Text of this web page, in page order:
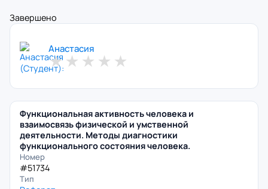
Завершено
Анастасия
★★ ★ ★ ★
Функциональная активность человека и
взаимосвязь физической и умственной
деятельности. Методы диагностики
функционального состояния человека.
Номер
#51734
Тип